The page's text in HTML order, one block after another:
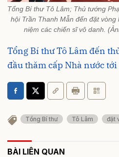
Tổng Bí thư Tô Lâm; Thủ tướng
hội Trần Thanh Mẫn đến đặt
niệm các chiến sĩ vô danh.
Tổng Bí thư Tô Lâm đến
đầu thăm cấp Nhà nước tới
Tổng Bí thư Tô Lâm đặt
BÀI LIÊN QUAN